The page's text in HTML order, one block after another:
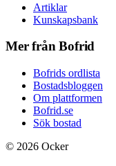
Artiklar
Kunskapsbank
Mer från Bofrid
Bofrids ordlista
Bostadsbloggen
Om plattformen
Bofrid.se
Sök bostad
© 2026 Ocker